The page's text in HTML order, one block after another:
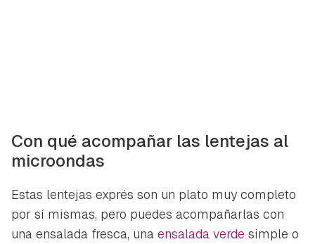
Con qué acompañar las lentejas al
microondas
Estas lentejas exprés son un plato muy completo
por sí mismas, pero puedes acompañarlas con
una ensalada fresca, una ensalada verde simple o